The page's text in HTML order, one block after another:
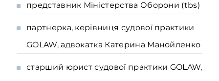
представник Міністерства Оборони (tbs)
партнерка, керівниця судової практики
GOLAW, адвокатка Катерина Манойленко
старший юрист судової практики GOLAW,